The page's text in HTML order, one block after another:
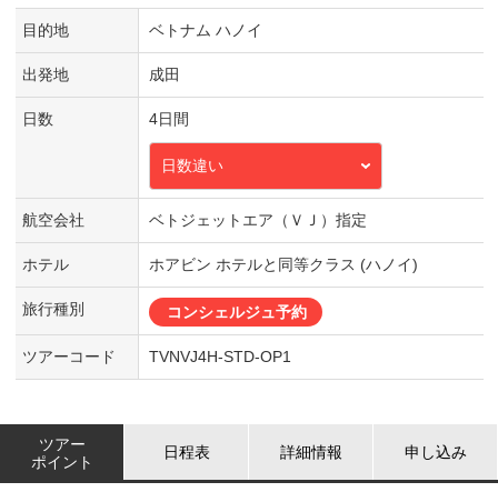
目的地 ベトナム ハノイ
出発地 成田
日数 4日間
日数違い
航空会社 ベトジェットエア（ＶＪ）指定
ホテル ホアビン ホテルと同等クラス (ハノイ)
旅行種別 コンシェルジュ予約
ツアーコード TVNVJ4H-STD-OP1
ツアー
ポイント
日程表 詳細情報 申し込み